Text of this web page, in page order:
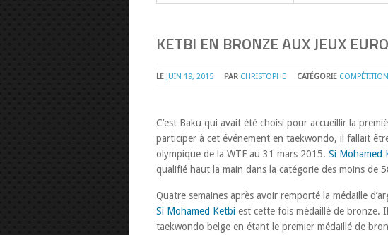
KETBI EN BRONZE AUX JEUX
LE JUIN 19, 2015 PAR CHRISTOPHE CATÉGORIE
C’est Baku qui avait été choisi pour accueillir la
participer à cet événement en taekwondo, il fallait
olympique de la WTF au 31 mars 2015.Si Mohamed
qualifié haut la main dans la catégorie des moins de
Quatre semaines après avoir remporté la médaille
Si Mohamed Ketbi est cette fois médaillé de bronze.
taekwondo belge en étant le premier médaillé de